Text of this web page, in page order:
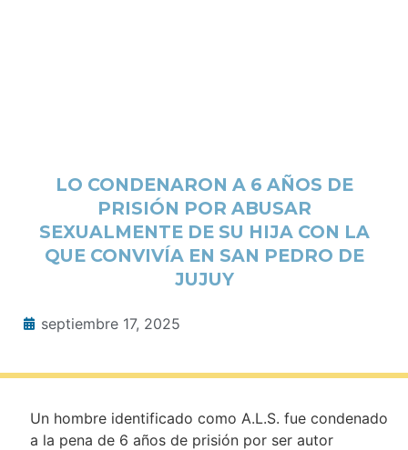
LO CONDENARON A 6 AÑOS DE
PRISIÓN POR ABUSAR
SEXUALMENTE DE SU HIJA CON LA
QUE CONVIVÍA EN SAN PEDRO DE
JUJUY
septiembre 17, 2025
Un hombre identificado como A.L.S. fue condenado
a la pena de 6 años de prisión por ser autor